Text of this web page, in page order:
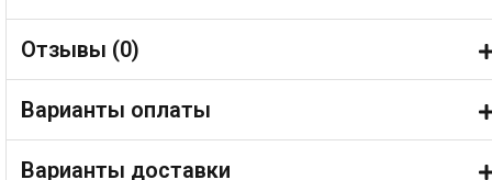
Отзывы (0)
Варианты оплаты
Варианты доставки